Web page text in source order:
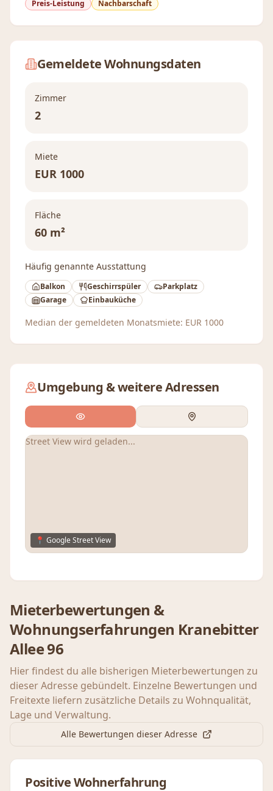
Preis-Leistung Nachbarschaft
Gemeldete Wohnungsdaten
Zimmer
2
Miete
EUR 1000
Fläche
60 m²
Häufig genannte Ausstattung
Balkon Geschirrspüler
Parkplatz
Garage
Einbauküche
Median der gemeldeten Monatsmiete: EUR 1000
Umgebung & weitere Adressen
Street View wird geladen...
📍 Google Street View
Mieterbewertungen &
Wohnungserfahrungen Kranebitter
Allee 96
Hier findest du alle bisherigen Mieterbewertungen zu
dieser Adresse gebündelt. Einzelne Bewertungen und
Freitexte liefern zusätzliche Details zu Wohnqualität,
Lage und Verwaltung.
Alle Bewertungen dieser Adresse
Positive Wohnerfahrung